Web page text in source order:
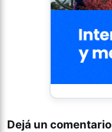
Dejá un comentario